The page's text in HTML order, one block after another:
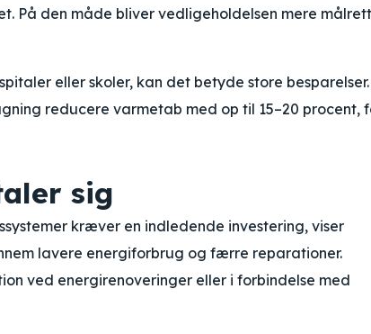
På den måde bliver vedligeholdelsen mere
eller skoler, kan det betyde store besparelser.
reducere varmetab med op til 15–20 procent,
sig
kræver en indledende investering, viser
lavere energiforbrug og færre reparationer.
ved energirenoveringer eller i forbindelse med